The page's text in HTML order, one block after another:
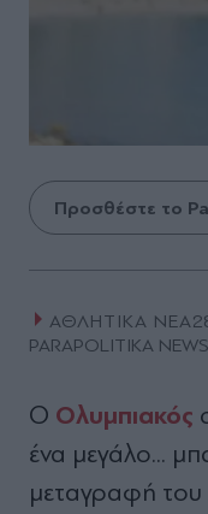
Προσθέστε το
ΑΘΛΗΤΙΚΑ ΝΕΑ
PARAPOLITIKA
Ο Ολυμπιακός
ένα μεγάλο...
μεταγραφή του